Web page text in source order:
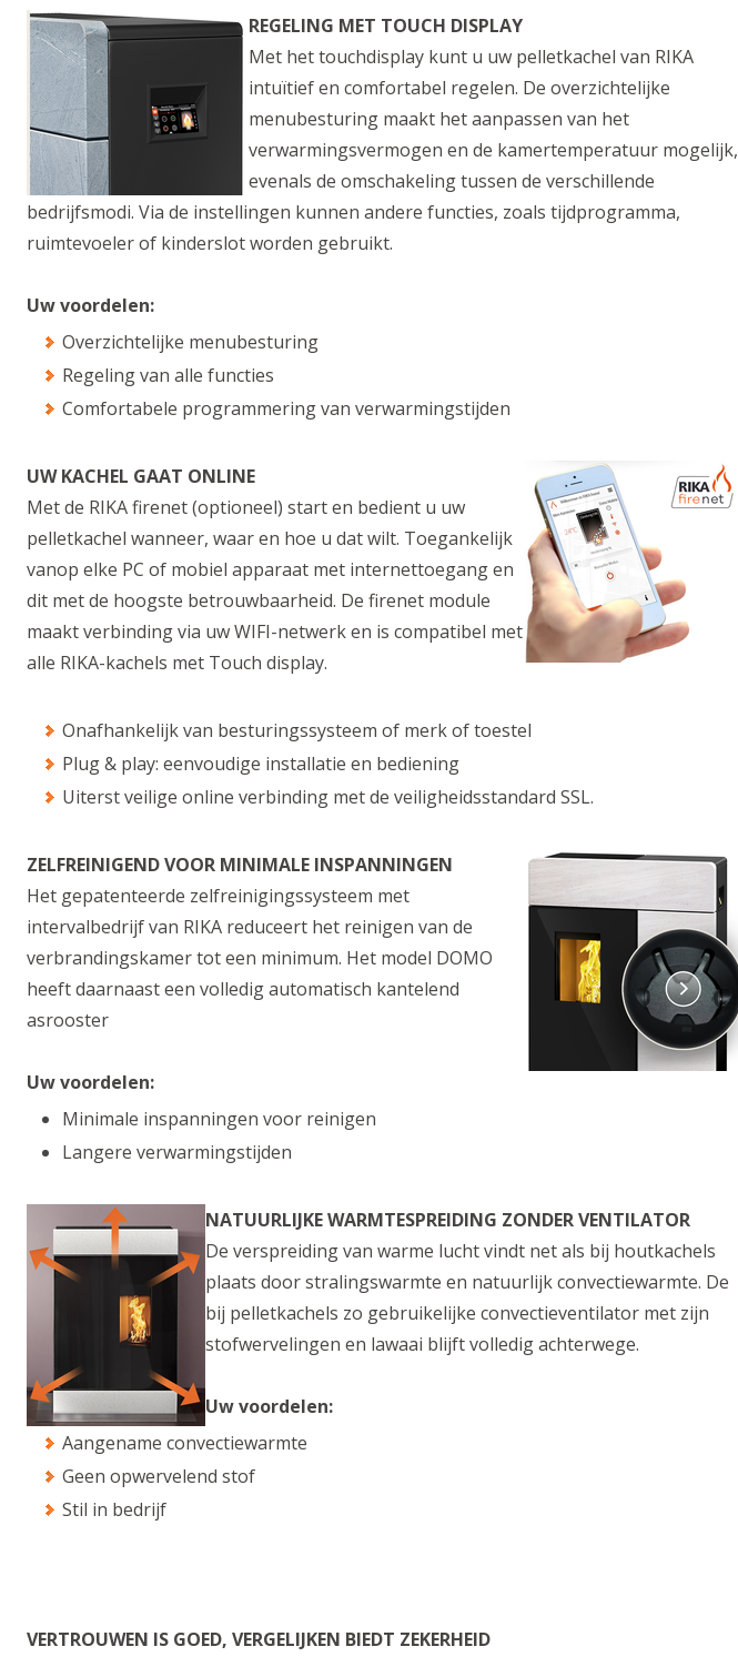
REGELING MET TOUCH DISPLAY
Met het touchdisplay kunt u uw pelletkachel van RIKA
intuïtief en comfortabel regelen. De overzichtelijke
menubesturing maakt het aanpassen van het
verwarmingsvermogen en de kamertemperatuur mogelijk,
evenals de omschakeling tussen de verschillende
bedrijfsmodi. Via de instellingen kunnen andere functies, zoals tijdprogramma,
ruimtevoeler of kinderslot worden gebruikt.
Uw voordelen:
Overzichtelijke menubesturing
Regeling van alle functies
Comfortabele programmering van verwarmingstijden
UW KACHEL GAAT ONLINE
Met de RIKA firenet (optioneel) start en bedient u uw
pelletkachel wanneer, waar en hoe u dat wilt. Toegankelijk
vanop elke PC of mobiel apparaat met internettoegang en
dit met de hoogste betrouwbaarheid. De firenet module
maakt verbinding via uw WIFI-netwerk en is compatibel met
alle RIKA-kachels met Touch display.
Onafhankelijk van besturingssysteem of merk of toestel
Plug & play: eenvoudige installatie en bediening
Uiterst veilige online verbinding met de veiligheidsstandard SSL.
ZELFREINIGEND VOOR MINIMALE INSPANNINGEN
Het gepatenteerde zelfreinigingssysteem met
intervalbedrijf van RIKA reduceert het reinigen van de
verbrandingskamer tot een minimum. Het model DOMO
heeft daarnaast een volledig automatisch kantelend
asrooster
Uw voordelen:
Minimale inspanningen voor reinigen
Langere verwarmingstijden
NATUURLIJKE WARMTESPREIDING ZONDER VENTILATOR
De verspreiding van warme lucht vindt net als bij houtkachels
plaats door stralingswarmte en natuurlijk convectiewarmte. De
bij pelletkachels zo gebruikelijke convectieventilator met zijn
stofwervelingen en lawaai blijft volledig achterwege.
Uw voordelen:
Aangename convectiewarmte
Geen opwervelend stof
Stil in bedrijf
VERTROUWEN IS GOED, VERGELIJKEN BIEDT ZEKERHEID